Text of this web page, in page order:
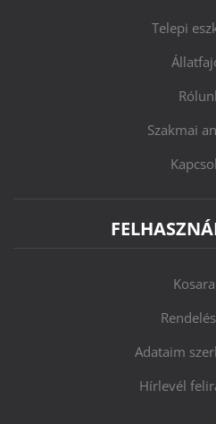
Telepi
Szakmai
Adataim
Hírlevél